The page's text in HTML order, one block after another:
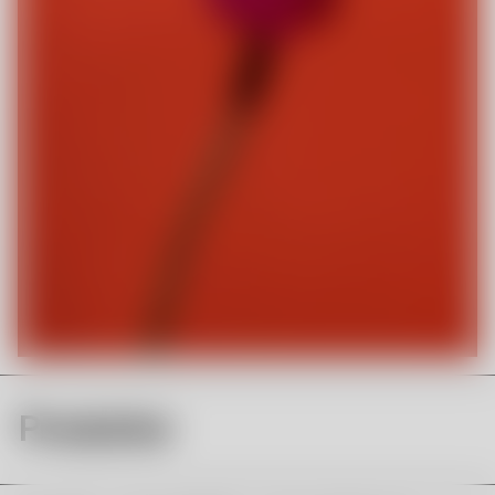
Produkter